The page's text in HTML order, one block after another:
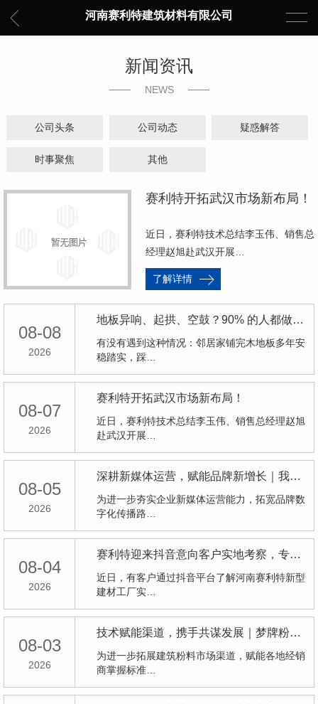
河南赛利特建筑材料有限公司
新闻资讯
NEWS
公司头条 公司动态 疑惑解答
时事聚焦 其他
赛利特开拓武汉市场新布局！
近日，赛利特技术总结李玉伟、销售总
经理赵旭赴武汉开展…
了解详情
08-08
2026
地板异响、起拱、空鼓？90% 的人都做错了地面底子！
有没有遇到这种情况：邻居家铺完木地板多年安
稳踏实，踩…
08-07
2026
赛利特开拓武汉市场新布局！
近日，赛利特技术总结李玉伟、销售总经理赵旭
赴武汉开展…
08-05
2026
深耕新媒体运营，赋能品牌新增长｜我司开展抖音运营专项线下研学活动
为进一步夯实企业新媒体运营能力，拓宽品牌数
字化传播路…
08-04
2026
赛利特迎来抖音意向客户实地考察，专属样品试制完成
近日，有客户通过抖音平台了解河南赛利特新型
建材工厂实…
08-03
2026
技术赋能渠道，携手共谋发展｜梦牌粉料产品推介会在河南赛利特顺利举办
为进一步拓展建筑粉料市场渠道，赋能各地经销
商掌握标准…